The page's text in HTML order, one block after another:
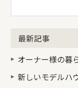
最新記事
オーナー様の暮
新しいモデルハ